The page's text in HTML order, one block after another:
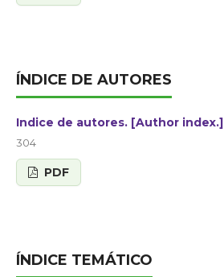
ÍNDICE DE AUTORES
Indice de autores. [Author index.]
304
PDF
ÍNDICE TEMÁTICO